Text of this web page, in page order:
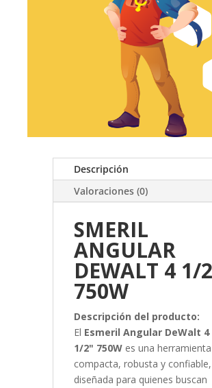
Descripción
Valoraciones (0)
SMERIL
ANGULAR
DEWALT 4 1/
750W
Descripción del producto:
El Esmeril Angular DeWalt 4
1/2" 750Wes una herramienta
compacta, robusta y confiable,
diseñada para quienes buscan